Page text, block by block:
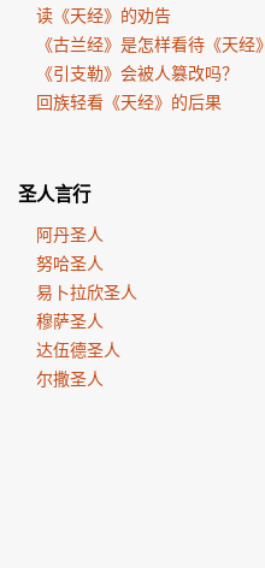
读《天经》的劝告
《古兰经》是怎样看待《天经》
《引支勒》会被人篡改吗？
回族轻看《天经》的后果
圣人言行
阿丹圣人
努哈圣人
易卜拉欣圣人
穆萨圣人
达伍德圣人
尔撒圣人